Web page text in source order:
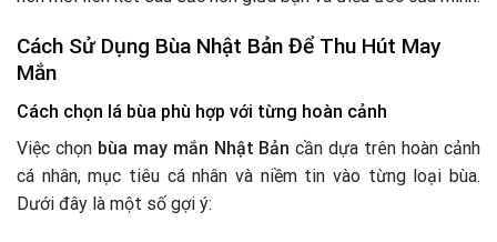
Cách Sử Dụng Bùa Nhật Bản Để Thu Hút May
Mắn
Cách chọn lá bùa phù hợp với từng hoàn cảnh
Việc chọn bùa may mắn Nhật Bản cần dựa trên hoàn cảnh
cá nhân, mục tiêu cá nhân và niềm tin vào từng loại bùa.
Dưới đây là một số gợi ý: